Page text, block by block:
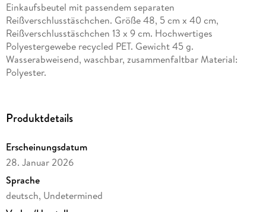
Einkaufsbeutel mit passendem separaten
Reißverschlusstäschchen. Größe 48, 5 cm x 40 cm,
Reißverschlusstäschchen 13 x 9 cm. Hochwertiges
Polyestergewebe recycled PET. Gewicht 45 g.
Wasserabweisend, waschbar, zusammenfaltbar Material:
Polyester.
Produktdetails
Erscheinungsdatum
28. Januar 2026
Sprache
deutsch, Undetermined